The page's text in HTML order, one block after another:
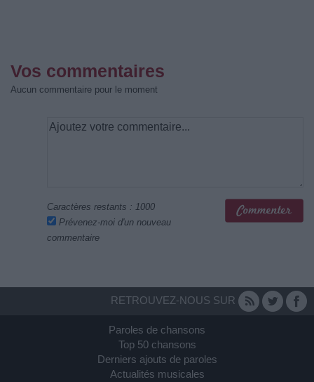
Vos commentaires
Aucun commentaire pour le moment
Caractères restants : 1000
Prévenez-moi d'un nouveau
commentaire
RETROUVEZ-NOUS SUR
Paroles de chansons
Top 50 chansons
Derniers ajouts de paroles
Actualités musicales